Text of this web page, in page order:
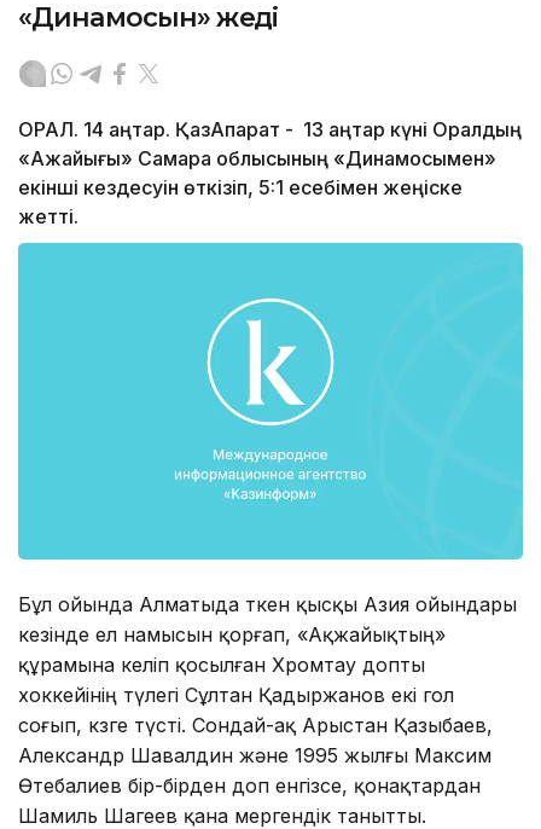
«Динамосын» жеңді
ОРАЛ. 14 қаңтар. ҚазАқпарат - 13 қаңтар күні Оралдың
«Ақжайығы» Самара облысының «Динамосымен»
екінші кездесуін өткізіп, 5:1 есебімен жеңіске
жетті.
Бұл ойында Алматыда өткен қысқы Азия ойындары
кезінде ел намысын қорғап, «Ақжайықтың»
құрамына келіп қосылған Хромтау допты
хоккейінің түлегі Сұлтан Қадыржанов екі гол
соғып, көзге түсті. Сондай-ақ Арыстан Қазыбаев,
Александр Шавалдин және 1995 жылғы Максим
Өтебалиев бір-бірден доп енгізсе, қонақтардан
Шамиль Шагеев қана мергендік танытты.